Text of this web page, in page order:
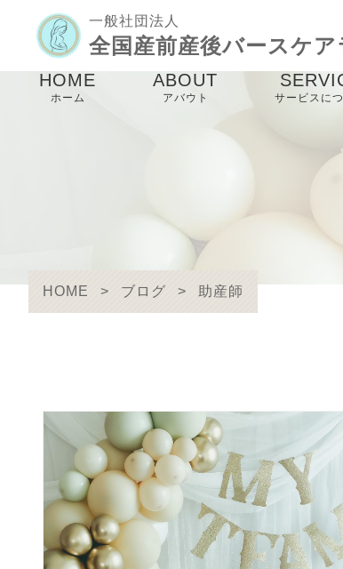
一般社団法人
全国産前産後バースケア
HOME
ホーム
ABOUT
アバウト サービスに
未来のパ
HOME > ブログ > 助産師